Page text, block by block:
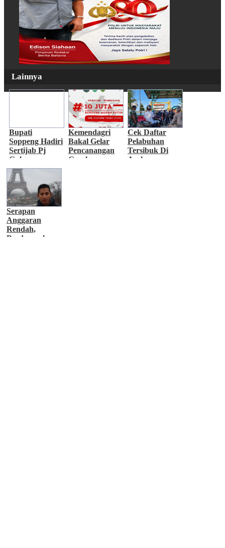
Lainnya
Bupati
Soppeng Hadiri
Sertijab Pj
Gubernur
Sulsel
Kemendagri
Bakal Gelar
Pencanangan
Gerakan
Cek Daftar
Pelabuhan
Tersibuk Di
Aceh
Serapan
Anggaran
Rendah,
Berdampak